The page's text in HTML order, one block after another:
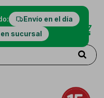
Envío en el día
sucursal